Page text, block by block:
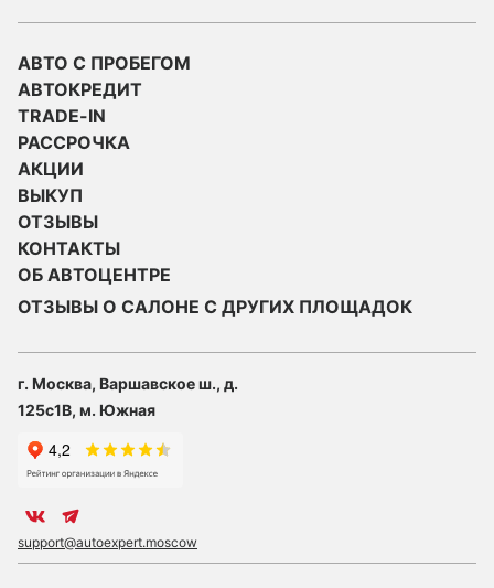
АВТО С ПРОБЕГОМ
АВТОКРЕДИТ
TRADE-IN
РАССРОЧКА
АКЦИИ
ВЫКУП
ОТЗЫВЫ
КОНТАКТЫ
ОБ АВТОЦЕНТРЕ
ОТЗЫВЫ О САЛОНЕ С ДРУГИХ ПЛОЩАДОК
г. Москва, Варшавское ш., д.
125с1В, м. Южная
support@autoexpert.moscow